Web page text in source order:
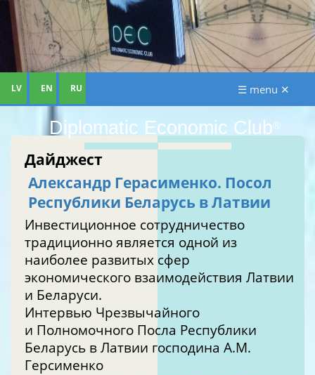
Diplomatic Economic Club®
LV EN RU ☰ menu ✕
Дайджест
Александр Герасименко. Посол
Республики Беларусь в Латвии
Инвестиционное сотрудничество
традиционно является одной из
наиболее развитых сфер
экономического взаимодействия Латвии
и Беларуси.
Интервью Чрезвычайного
и Полномочного Посла Республики
Беларусь в Латвии господина А.М.
Герсименко